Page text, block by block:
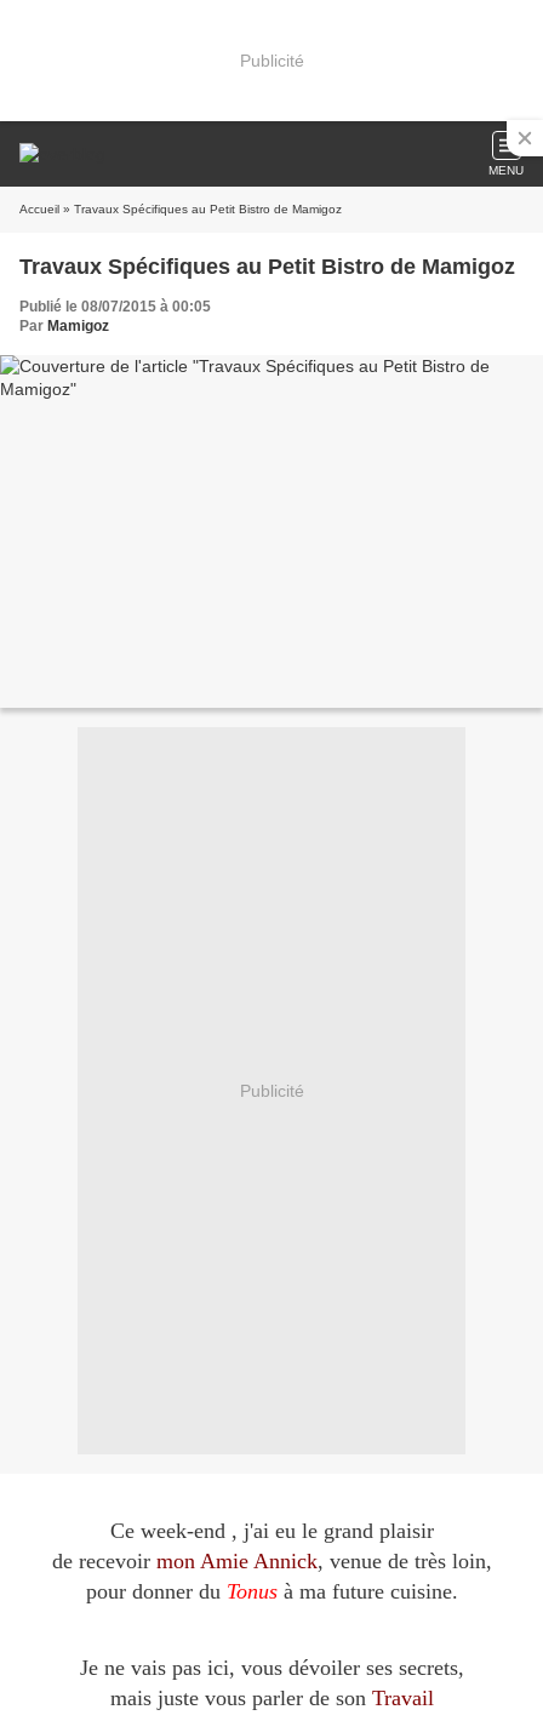
Publicité
MENU
Accueil » Travaux Spécifiques au Petit Bistro de Mamigoz
Travaux Spécifiques au Petit Bistro de Mamigoz
Publié le 08/07/2015 à 00:05
Par Mamigoz
Publicité
Ce week-end , j'ai eu le grand plaisir
de recevoirmon Amie Annick, venue de très loin,
pour donner du Tonus à ma future cuisine.
Je ne vais pas ici, vous dévoiler ses secrets,
mais juste vous parler de sonTravail